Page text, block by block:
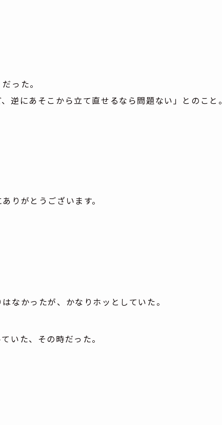
った。
逆にあそこから立て直せるなら問題ない」とのこと。
りがとうございます。
なかったが、かなりホッとしていた。
いた、その時だった。